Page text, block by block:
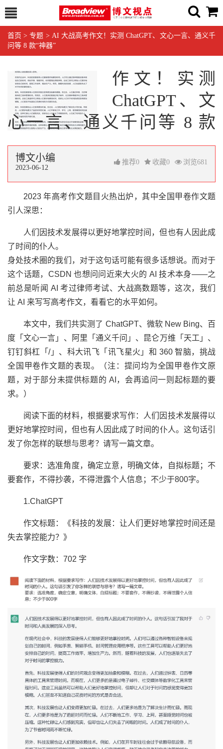
首页 >专题 > AI 大战高考作文！实测 ChatGPT、文心一言、通义千
问等 8 款“神器”
AI 大战高考
作文！实测
ChatGPT、文
心一言、通义千问等 8 款
“神器”
博文小编
2023-06-12
推荐0 收藏0 浏览681
2023 年高考作文题目火热出炉，其中全国甲卷作文题
引人深思：
人们因技术发展得以更好地掌控时间，但也有人因此成
了时间的仆人。
身处技术圈的我们，对于这句话可能有很多话想说。而对于
这个话题，CSDN 也想问问近来大火的 AI 技术本身——之
前总是听闻 AI 考过律师考试、大战高数题等，这次，我们
让 AI 来写写高考作文，看看它的水平如何。
本文中，我们共实测了 ChatGPT、微软 New Bing、百
度「文心一言」、阿里「通义千问」、昆仑万维「天工」、
钉钉斜杠「/」、科大讯飞「讯飞星火」和 360 智脑，挑战
全国甲卷作文题的表现。（注：提问均为全国甲卷作文原
题，对于部分未提供标题的 AI，会再追问一则起标题的要
求。）
阅读下面的材料，根据要求写作：人们因技术发展得以
更好地掌控时间，但也有人因此成了时间的仆人。这句话引
发了你怎样的联想与思考？请写一篇文章。
要求：选准角度，确定立意，明确文体，自拟标题；不
要套作，不得抄袭，不得泄露个人信息；不少于800字。
1.ChatGPT
作文标题：《科技的发展：让人们更好地掌控时间还是
失去掌控能力？》
作文字数：702 字